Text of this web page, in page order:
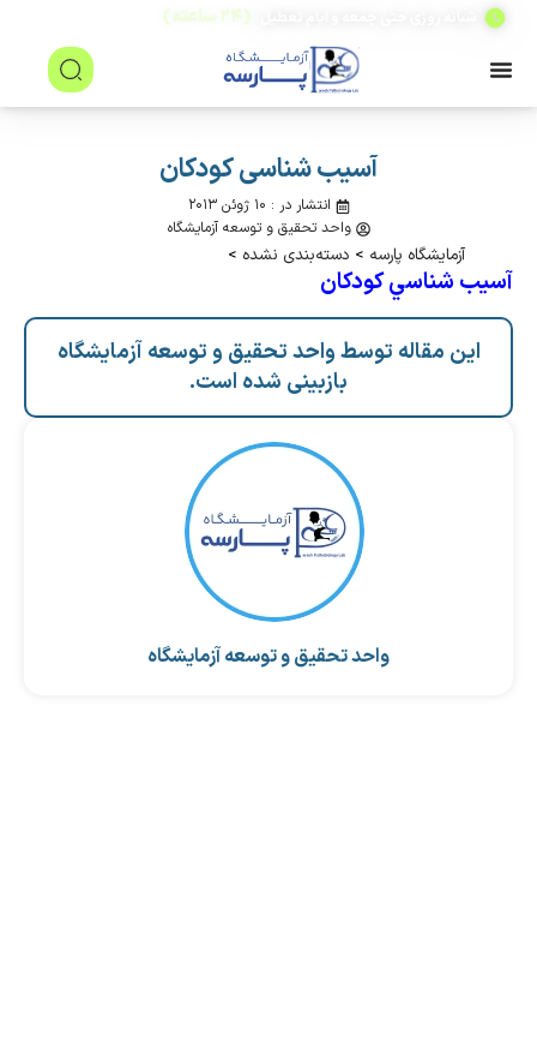
(۲۴ ساعته)
آسيب شناسی كودكان
انتشار در : ۱۰ ژوئن ۲۰۱۳
واحد تحقیق و توسعه آزمایشگاه
آزمایشگاه پارسه > دسته‌بندی نشده >
آسيب شناسي كودكان
این مقاله توسط واحد تحقیق و توسعه آزمایشگاه
بازبینی شده است.
واحد تحقیق و توسعه آزمایشگاه